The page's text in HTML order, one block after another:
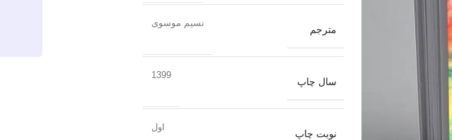
مترجم
نسیم موسوی
سال چاپ
1399
نوبت چاپ
اول